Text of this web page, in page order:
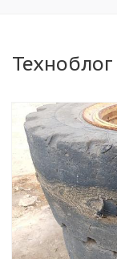
Техноблог